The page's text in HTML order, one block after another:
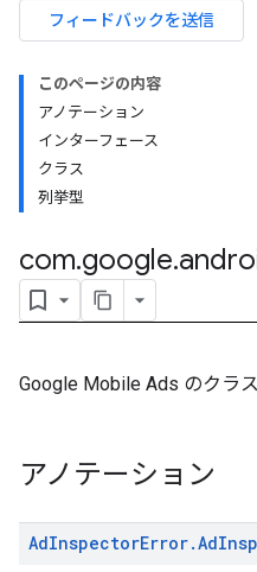
フィードバックを送信
このページの内容
アノテーション
インターフェース
クラス
列挙型
com.google.
Google Mobile Ads のクラ
アノテーション
AdInspectorError.Ad